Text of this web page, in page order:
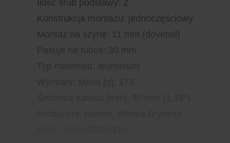
Ilość śrub podstawy: 2
Konstrukcja montażu: jednoczęściowy
Montaż na szynę: 11 mm (dovetail)
Pasuje na tubus: 30 mm